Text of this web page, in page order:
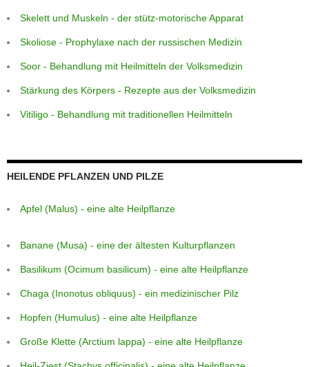
Skelett und Muskeln - der stütz-motorische Apparat
Skoliose - Prophylaxe nach der russischen Medizin
Soor - Behandlung mit Heilmitteln der Volksmedizin
Stärkung des Körpers - Rezepte aus der Volksmedizin
Vitiligo - Behandlung mit traditionellen Heilmitteln
HEILENDE PFLANZEN UND PILZE
Apfel (Malus) - eine alte Heilpflanze
Banane (Musa) - eine der ältesten Kulturpflanzen
Basilikum (Ocimum basilicum) - eine alte Heilpflanze
Chaga (Inonotus obliquus) - ein medizinischer Pilz
Hopfen (Humulus) - eine alte Heilpflanze
Große Klette (Arctium lappa) - eine alte Heilpflanze